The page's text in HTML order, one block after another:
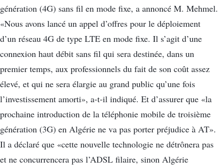
génération (4G) sans fil en mode fixe, a annoncé M. Mehmel.
«Nous avons lancé un appel d’offres pour le déploiement
d’un réseau 4G de type LTE en mode fixe. Il s’agit d’une
connexion haut débit sans fil qui sera destinée, dans un
premier temps, aux professionnels du fait de son coût assez
élevé, et qui ne sera élargie au grand public qu’une fois
l’investissement amorti», a-t-il indiqué. Et d’assurer que «la
prochaine introduction de la téléphonie mobile de troisième
génération (3G) en Algérie ne va pas porter préjudice à AT».
Il a déclaré que «cette nouvelle technologie ne détrônera pas
et ne concurrencera pas l’ADSL filaire, sinon Algérie